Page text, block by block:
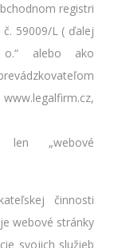
registri
č. 59009/L ( ďalej
alebo ako
len „webové
činnosti
webové stránky
svojich služieb